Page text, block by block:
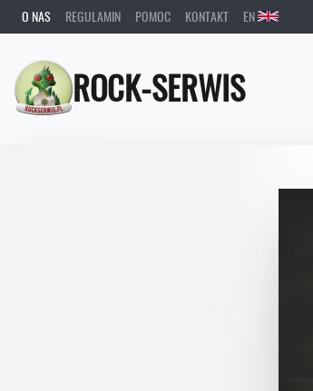
O NAS REGULAMIN POMOC KONTAKT EN
ROCK-SERWIS